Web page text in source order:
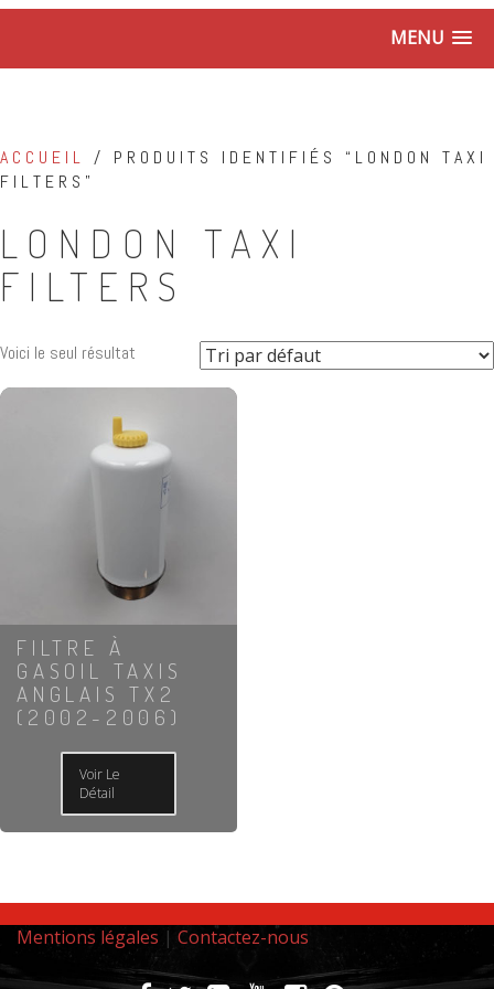
MENU
ACCUEIL / PRODUITS IDENTIFIÉS “LONDON TAXI
FILTERS”
LONDON TAXI
FILTERS
Voici le seul résultat
FILTRE À
GASOIL TAXIS
ANGLAIS TX2
(2002-2006)
Voir Le
Détail
Mentions légales | Contactez-nous